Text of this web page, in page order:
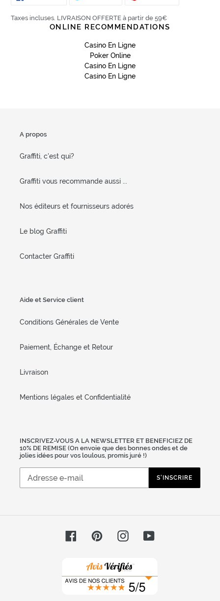
Taxes incluses. LIVRAISON OFFERTE à partir de 59€
ONLINE RECOMMENDATIONS
Casino En Ligne
Poker Online
Casino En Ligne
Casino En Ligne
A propos
Graffiti, c'est qui?
Graffiti vous recommande aussi ...
Nos éditeurs et fournisseurs adorés
Le blog Graffiti
Contacter Graffiti
Aide et Service client
Conditions Générales de Vente
Paiement, Échange et Retour
Livraison
Mentions légales et Confidentialité
INSCRIVEZ-VOUS A LA NEWSLETTER ET BENEFICIEZ DE
10% DE REMISE (On envoie que des bonnes ondes et de
jolies idées pour vos loulous, promis juré !)
S'INSCRIRE
FacebookPinterestInstagramYouTube